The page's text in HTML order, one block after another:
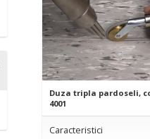
Duza tripla pardoseli,
4001
Caracteristici